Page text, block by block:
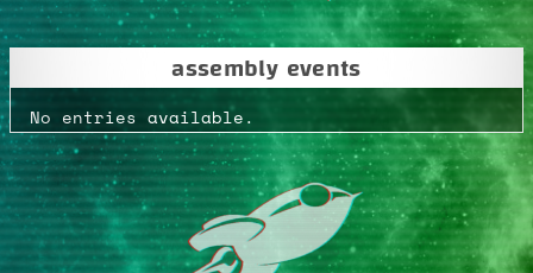
assembly events
No entries available.